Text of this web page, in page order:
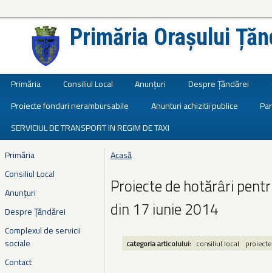
Primăria Orașului
Primăria Consiliul Local Anunțuri Despre Țăndărei
Proiecte fonduri nerambursabile
Anunturi achizitii publice
SERVICIUL DE TRANSPORT IN REGIM DE TAXI
Primăria
Consiliul Local
Anunțuri
Despre Țăndărei
Complexul de servicii
sociale
Contact
Eşti aici
Acasă
Proiecte de hotărâri
din 17 iunie 2014
categoria articolului: consiliul local